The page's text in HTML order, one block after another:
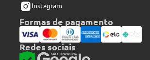
Instagram
Formas de pagamento
Redes sociais